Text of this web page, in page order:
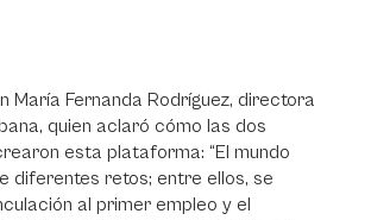
María Fernanda Rodríguez, directora
quien aclaró cómo las dos
esta plataforma: “El mundo
diferentes retos; entre ellos, se
al primer empleo y el